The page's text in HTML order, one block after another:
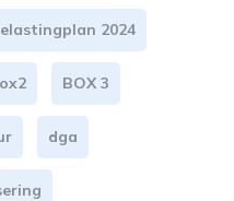
2024
BOX 3
dga